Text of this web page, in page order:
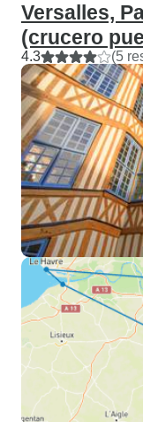
Versalles,
(crucero
4.3 (5